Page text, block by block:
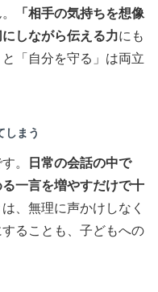
「相手の気持ちを想像
しながら伝える力にも
「自分を守る」は両立
しまう
。
日常の会話の中で
一言を増やすだけで十
、無理に声かけしなく
ることも、子どもへの